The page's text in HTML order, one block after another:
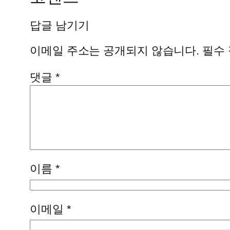
답글 남기기
이메일 주소는 공개되지 않습니다. 필수
댓글 *
이름 *
이메일 *